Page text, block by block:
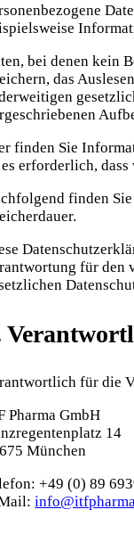
bei denen kein
das
finden Sie
erforderlich, dass
finden
für den
für die
Pharma GmbH
14
München
+49 (0) 89